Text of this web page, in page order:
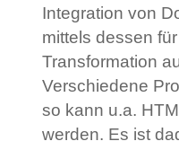
Integration von
mittels dessen
Transformation
Verschiedene
so kann u.a.
werden. Es ist